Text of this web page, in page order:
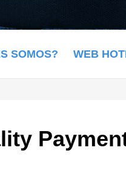
SOMOS? WEB